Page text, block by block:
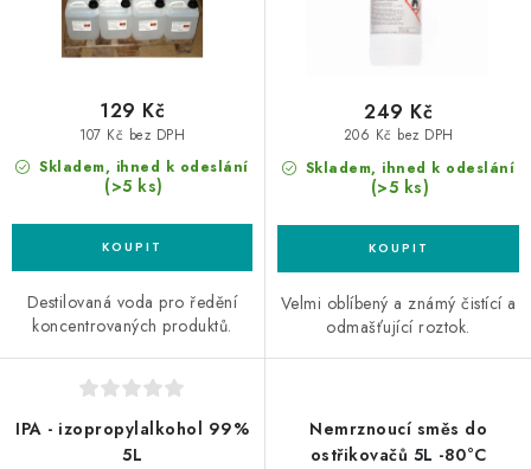
Podmínky ochrany osobních údajů
Mapa serveru
Skladem, ihned k odeslání
(>5 ks)
107 Kč bez DPH
129 Kč
Destilovaná voda pro ředění
koncentrovaných produktů.
Skladem, ihned k odeslání
(>5 ks)
206 Kč bez DPH
249 Kč
Velmi oblíbený a známý čistící a
odmašťující roztok.
IPA - izopropylalkohol 99%
5L
Nemrznoucí směs do
ostřikovačů 5L -80°C